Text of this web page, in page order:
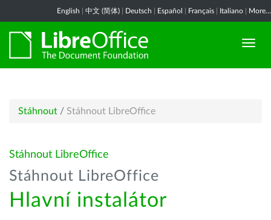
English 中文 (简体) Deutsch Español Français Italiano More...
Stáhnout / Stáhnout LibreOffice
Stáhnout LibreOffice
Stáhnout LibreOffice
Hlavní instalátor